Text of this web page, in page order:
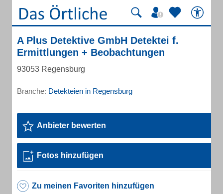
A Plus Detektive GmbH Detektei f.
Ermittlungen + Beobachtungen
93053 Regensburg
Branche: Detekteien in Regensburg
Anbieter bewerten
Fotos hinzufügen
Zu meinen Favoriten hinzufügen